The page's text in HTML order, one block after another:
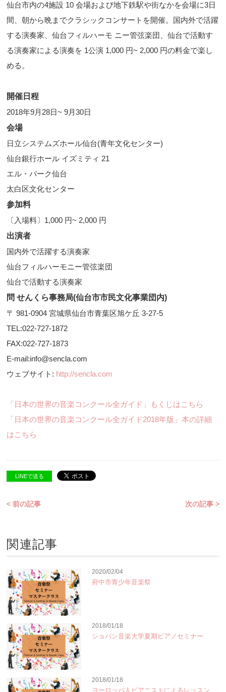
仙台市内の4施設 10 会場および地下鉄駅や街なかを会場に3日
間、朝から晩までクラシックコンサートを開催。国内外で活躍
する演奏家、仙台フィルハーモ ニー管弦楽団、仙台で活動す
る演奏家による演奏を 1公演 1,000 円~ 2,000 円の料金で楽し
める。
開催日程
2018年9月28日~ 9月30日
会場
日立システムズホール仙台(青年文化センター)
仙台銀行ホール イズミティ 21
エル・パーク仙台
太白区文化センター
参加料
〔入場料〕1,000 円~ 2,000 円
出演者
国内外で活躍する演奏家
仙台フィルハーモニー管弦楽団
仙台で活動する演奏家
問 せんくら事務局(仙台市市民文化事業団内)
〒 981-0904 宮城県仙台市青葉区旭ケ丘 3-27-5
TEL:022-727-1872
FAX:022-727-1873
E-mail:info@sencla.com
ウェブサイト: http://sencla.com
「日本の世界の音楽コンクール全ガイド」もくじはこちら
「日本の世界の音楽コンクール全ガイド2018年版」本の詳細
はこちら
LINEで送る
< 前の記事 次の記事 >
関連記事
2020/02/04
府中市青少年音楽祭
2018/01/18
ショパン音楽大学夏期ピアノセミナー
2018/01/18
ヨーロッパ人ピアニストによるレッスン